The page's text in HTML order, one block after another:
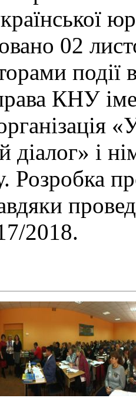
02
КНУ
діалог» і
Розробка
2018.